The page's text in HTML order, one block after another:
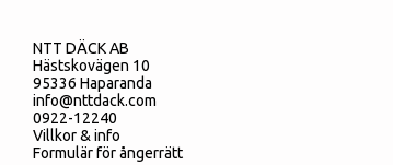
NTT DÄCK AB
Hästskovägen 10
95336 Haparanda
info@nttdack.com
0922-12240
Villkor & info
Formulär för ångerrätt